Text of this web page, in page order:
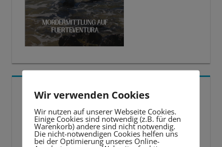
5 BESTE LERNTIPPS
Video-
Player
Wir verwenden Cookies
Wir nutzen auf unserer Webseite Cookies.
Einige Cookies sind notwendig (z.B. für den
Warenkorb) andere sind nicht notwendig.
Die nicht-notwendigen Cookies helfen uns
bei der Optimierung unseres Online-